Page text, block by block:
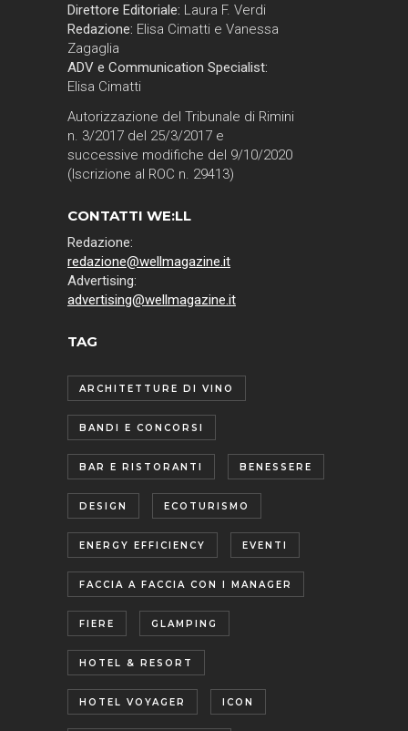
Direttore Editoriale: Laura F. Verdi
Redazione: Elisa Cimatti e Vanessa
Zagaglia
ADV e Communication Specialist:
Elisa Cimatti
Autorizzazione del Tribunale di Rimini
n. 3/2017 del 25/3/2017 e
successive modifiche del 9/10/2020
(Iscrizione al ROC n. 29413)
CONTATTI WE:LL
Redazione:
redazione@wellmagazine.it
Advertising:
advertising@wellmagazine.it
TAG
ARCHITETTURE DI VINO
BANDI E CONCORSI
BAR E RISTORANTI BENESSERE
DESIGN ECOTURISMO
ENERGY EFFICIENCY EVENTI
FACCIA A FACCIA CON I MANAGER
FIERE GLAMPING
HOTEL & RESORT
HOTEL VOYAGER ICON